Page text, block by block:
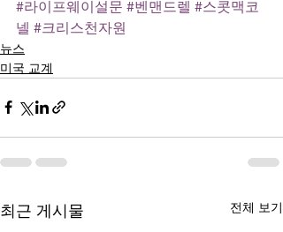
#라이프웨이설문 #벤맨드렐 #스콧맥코
넬 #크리스천자원
뉴스
미국 교계
최근 게시물 전체 보기